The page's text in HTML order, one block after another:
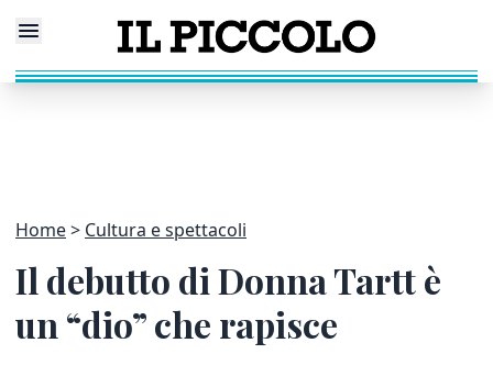
Home Cultura e spettacoli
Il debutto di Donna Tartt è
un “dio” che rapisce